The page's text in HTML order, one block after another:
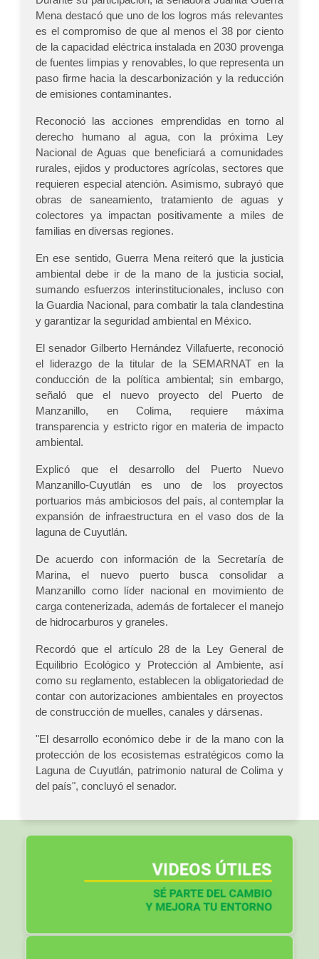
Mena destacó que uno de los logros más relevantes
es el compromiso de que al menos el 38 por ciento
de la capacidad eléctrica instalada en 2030 provenga
de fuentes limpias y renovables, lo que representa un
paso firme hacia la descarbonización y la reducción
de emisiones contaminantes.
Reconoció las acciones emprendidas en torno al
derecho humano al agua, con la próxima Ley
Nacional de Aguas que beneficiará a comunidades
rurales, ejidos y productores agrícolas, sectores que
requieren especial atención. Asimismo, subrayó que
obras de saneamiento, tratamiento de aguas y
colectores ya impactan positivamente a miles de
familias en diversas regiones.
En ese sentido, Guerra Mena reiteró que la justicia
ambiental debe ir de la mano de la justicia social,
sumando esfuerzos interinstitucionales, incluso con
la Guardia Nacional, para combatir la tala clandestina
y garantizar la seguridad ambiental en México.
El senador Gilberto Hernández Villafuerte, reconoció
el liderazgo de la titular de la SEMARNAT en la
conducción de la política ambiental; sin embargo,
señaló que el nuevo proyecto del Puerto de
Manzanillo, en Colima, requiere máxima
transparencia y estricto rigor en materia de impacto
ambiental.
Explicó que el desarrollo del Puerto Nuevo
Manzanillo-Cuyutlán es uno de los proyectos
portuarios más ambiciosos del país, al contemplar la
expansión de infraestructura en el vaso dos de la
laguna de Cuyutlán.
De acuerdo con información de la Secretaría de
Marina, el nuevo puerto busca consolidar a
Manzanillo como líder nacional en movimiento de
carga contenerizada, además de fortalecer el manejo
de hidrocarburos y graneles.
Recordó que el artículo 28 de la Ley General de
Equilibrio Ecológico y Protección al Ambiente, así
como su reglamento, establecen la obligatoriedad de
contar con autorizaciones ambientales en proyectos
de construcción de muelles, canales y dársenas.
"El desarrollo económico debe ir de la mano con la
protección de los ecosistemas estratégicos como la
Laguna de Cuyutlán, patrimonio natural de Colima y
del país", concluyó el senador.